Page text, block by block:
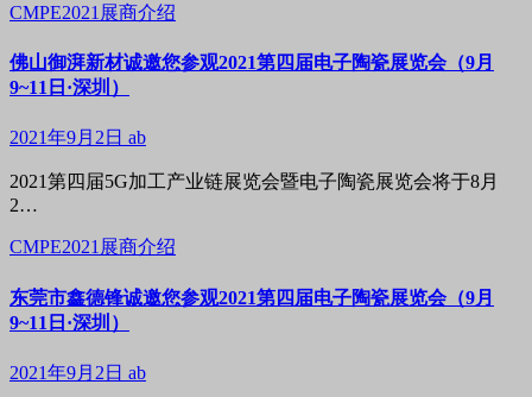
CMPE2021展商介绍
佛山御湃新材诚邀您参观2021第四届电子陶瓷展览会（9月
9~11日·深圳）
2021年9月2日 ab
2021第四届5G加工产业链展览会暨电子陶瓷展览会将于8月
2…
CMPE2021展商介绍
东莞市鑫德锋诚邀您参观2021第四届电子陶瓷展览会（9月
9~11日·深圳）
2021年9月2日 ab